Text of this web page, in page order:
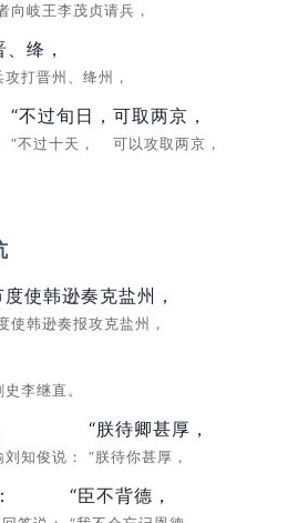
向岐王李茂贞请兵，
绛，
打晋州、绛州，
“不过旬日，
“不过十天，
可取两京，
可以攻取两京，
使韩逊奏克盐州，
使韩逊奏报攻克盐州，
李继直。
刘知俊说：
“朕待卿甚厚，
“朕待你甚厚，
“臣不背德，